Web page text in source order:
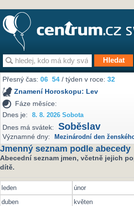
Přesný čas:06 54 / týden v roce:32
Znamení Horoskopu: Lev
Fáze měsíce:
Dnes je:
8. 8. 2026 Sobota
Dnes má svátek: Soběslav
Významné dny: Mezinárodní den
Jmenný seznam podle abecedy
Abecední seznam jmen, včetně jejich
dítě.
leden únor
duben
květen